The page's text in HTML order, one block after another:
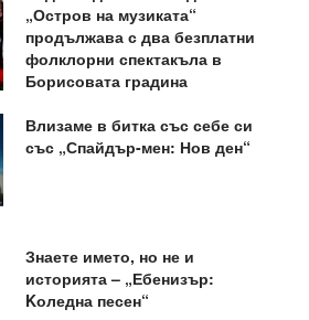
„Остров на музиката“
продължава с два безплатни
фолклорни спектакъла в
Борисовата градина
Влизаме в битка със себе си
със „Спайдър-мен: Нов ден“
Знаете името, но не и
историята – „Ебенизър:
Kоледна песен“